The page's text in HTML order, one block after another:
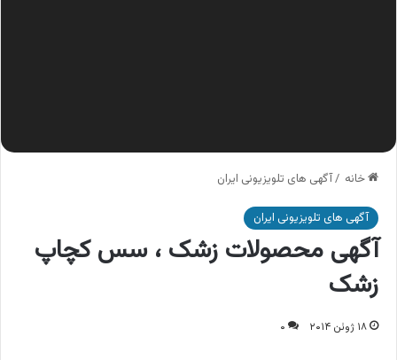
خانه /آگهی های تلویزیونی ایران
آگهی های تلویزیونی ایران
آگهی محصولات زشک ، سس کچاپ
زشک
۱۸ ژوئن ۲۰۱۴ ۰